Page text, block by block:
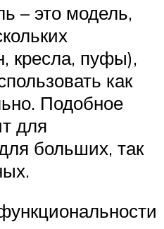
– это модель,
кресла, пуфы),
как
Подобное
для
больших, так